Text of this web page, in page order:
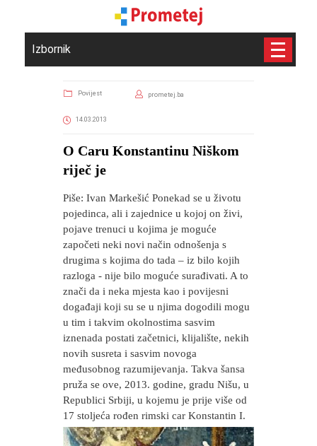
Izbornik
Povijest prometej.ba
14.03.2013
O Caru Konstantinu Niškom
riječ je
Piše: Ivan Markešić Ponekad se u životu
pojedinca, ali i zajednice u kojoj on živi,
pojave trenuci u kojima je moguće
započeti neki novi način odnošenja s
drugima s kojima do tada – iz bilo kojih
razloga - nije bilo moguće surađivati. A to
znači da i neka mjesta kao i povijesni
događaji koji su se u njima dogodili mogu
u tim i takvim okolnostima sasvim
iznenada postati začetnici, klijalište, nekih
novih susreta i sasvim novoga
međusobnog razumijevanja. Takva šansa
pruža se ove, 2013. godine, gradu Nišu, u
Republici Srbiji, u kojemu je prije više od
17 stoljeća rođen rimski car Konstantin I.